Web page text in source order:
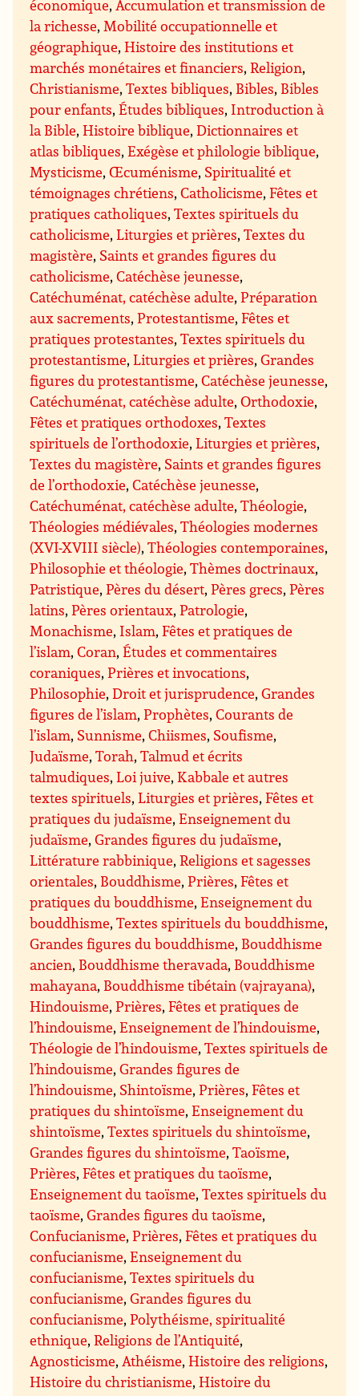
économique, Accumulation et transmission de
la richesse, Mobilité occupationnelle et
géographique,Histoire des institutions et
marchés monétaires et financiers,Religion,
Christianisme,Textes bibliques, Bibles, Bibles
pour enfants,Études bibliques, Introduction à
la Bible,Histoire biblique,Dictionnaires et
atlas bibliques,Exégèse et philologie biblique,
Mysticisme,Œcuménisme, Spiritualité et
témoignages chrétiens,Catholicisme,Fêtes et
pratiques catholiques,Textes spirituels du
catholicisme,Liturgies et prières,Textes du
magistère, Saints et grandes figures du
catholicisme,Catéchèse jeunesse,
Catéchuménat, catéchèse adulte,Préparation
aux sacrements,Protestantisme,Fêtes et
pratiques protestantes,Textes spirituels du
protestantisme,Liturgies et prières,Grandes
figures du protestantisme,Catéchèse jeunesse,
Catéchuménat, catéchèse adulte,Orthodoxie,
Fêtes et pratiques orthodoxes,Textes
spirituels de l’orthodoxie,Liturgies et prières,
Textes du magistère, Saints et grandes figures
de l’orthodoxie,Catéchèse jeunesse,
Catéchuménat, catéchèse adulte,Théologie,
Théologies médiévales,Théologies modernes
(XVI-XVIII siècle),Théologies contemporaines,
Philosophie et théologie,Thèmes doctrinaux,
Patristique,Pères du désert,Pères grecs,Pères
latins,Pères orientaux,Patrologie,
Monachisme, Islam,Fêtes et pratiques de
l’islam,Coran,Études et commentaires
coraniques,Prières et invocations,
Philosophie,Droit et jurisprudence,Grandes
figures de l’islam,Prophètes,Courants de
l’islam, Sunnisme,Chiismes, Soufisme,
Judaïsme,Torah,Talmud et écrits
talmudiques,Loi juive,Kabbale et autres
textes spirituels,Liturgies et prières,Fêtes et
pratiques du judaïsme,Enseignement du
judaïsme,Grandes figures du judaïsme,
Littérature rabbinique,Religions et sagesses
orientales, Bouddhisme,Prières,Fêtes et
pratiques du bouddhisme,Enseignement du
bouddhisme,Textes spirituels du bouddhisme,
Grandes figures du bouddhisme, Bouddhisme
ancien, Bouddhisme theravada, Bouddhisme
mahayana, Bouddhisme tibétain (vajrayana),
Hindouisme,Prières,Fêtes et pratiques de
l’hindouisme,Enseignement de l’hindouisme,
Théologie de l’hindouisme,Textes spirituels de
l’hindouisme,Grandes figures de
l’hindouisme, Shintoïsme,Prières,Fêtes et
pratiques du shintoïsme,Enseignement du
shintoïsme,Textes spirituels du shintoïsme,
Grandes figures du shintoïsme,Taoïsme,
Prières,Fêtes et pratiques du taoïsme,
Enseignement du taoïsme,Textes spirituels du
taoïsme,Grandes figures du taoïsme,
Confucianisme,Prières,Fêtes et pratiques du
confucianisme,Enseignement du
confucianisme,Textes spirituels du
confucianisme,Grandes figures du
confucianisme,Polythéisme, spiritualité
ethnique,Religions de l’Antiquité,
Agnosticisme, Athéisme,Histoire des religions,
Histoire du christianisme,Histoire du